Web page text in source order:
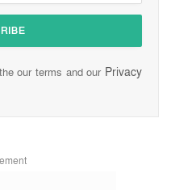
our terms and our Privacy